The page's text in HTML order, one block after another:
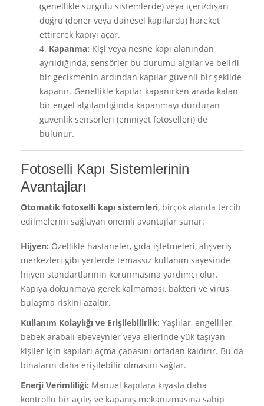
(genellikle sürgülü sistemlerde) veya içeri/dışarı
doğru (döner veya dairesel kapılarda) hareket
ettirerek kapıyı açar.
Kapanma: Kişi veya nesne kapı alanından
ayrıldığında, sensörler bu durumu algılar ve belirli
bir gecikmenin ardından kapılar güvenli bir şekilde
kapanır. Genellikle kapılar kapanırken arada kalan
bir engel algılandığında kapanmayı durduran
güvenlik sensörleri (emniyet fotoselleri) de
bulunur.
Fotoselli Kapı Sistemlerinin
Avantajları
Otomatik fotoselli kapı sistemleri, birçok alanda tercih
edilmelerini sağlayan önemli avantajlar sunar:
Hijyen: Özellikle hastaneler, gıda işletmeleri, alışveriş
merkezleri gibi yerlerde temassız kullanım sayesinde
hijyen standartlarının korunmasına yardımcı olur.
Kapıya dokunmaya gerek kalmaması, bakteri ve virüs
bulaşma riskini azaltır.
Kullanım Kolaylığı ve Erişilebilirlik: Yaşlılar, engelliler,
bebek arabalı ebeveynler veya ellerinde yük taşıyan
kişiler için kapıları açma çabasını ortadan kaldırır. Bu da
binaların daha erişilebilir olmasını sağlar.
Enerji Verimliliği: Manuel kapılara kıyasla daha
kontrollü bir açılış ve kapanış mekanizmasına sahip